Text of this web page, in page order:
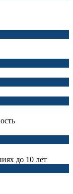
до 10 лет